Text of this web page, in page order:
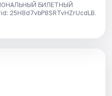
БИЛЕТНЫЙ
25H8d7vbP8SRTvHZrUcdLB.